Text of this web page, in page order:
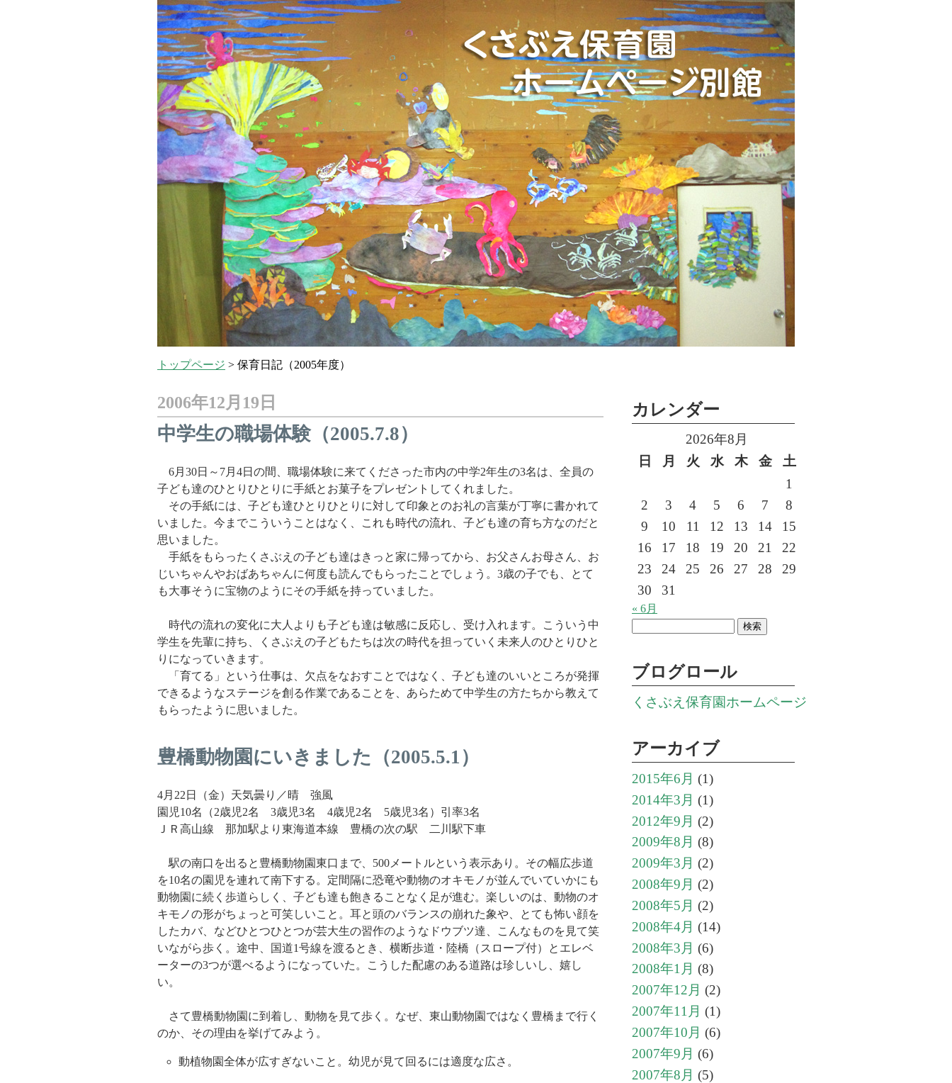
トップページ > 保育日記（2005年度）
2006年12月19日
中学生の職場体験（2005.7.8）
6月30日～7月4日の間、職場体験に来てくださった市内の中学2年生の3名は、全員の
子ども達のひとりひとりに手紙とお菓子をプレゼントしてくれました。
その手紙には、子ども達ひとりひとりに対して印象とのお礼の言葉が丁寧に書かれて
いました。今までこういうことはなく、これも時代の流れ、子ども達の育ち方なのだと
思いました。
手紙をもらったくさぶえの子ども達はきっと家に帰ってから、お父さんお母さん、お
じいちゃんやおばあちゃんに何度も読んでもらったことでしょう。3歳の子でも、とて
も大事そうに宝物のようにその手紙を持っていました。
時代の流れの変化に大人よりも子ども達は敏感に反応し、受け入れます。こういう中
学生を先輩に持ち、くさぶえの子どもたちは次の時代を担っていく未来人のひとりひと
りになっていきます。
「育てる」という仕事は、欠点をなおすことではなく、子ども達のいいところが発揮
できるようなステージを創る作業であることを、あらためて中学生の方たちから教えて
もらったように思いました。
豊橋動物園にいきました（2005.5.1）
4月22日（金）天気曇り／晴 強風
園児10名（2歳児2名 3歳児3名 4歳児2名 5歳児3名）引率3名
ＪＲ高山線 那加駅より東海道本線 豊橋の次の駅 二川駅下車
駅の南口を出ると豊橋動物園東口まで、500メートルという表示あり。その幅広歩道
を10名の園児を連れて南下する。定間隔に恐竜や動物のオキモノが並んでいていかにも
動物園に続く歩道らしく、子ども達も飽きることなく足が進む。楽しいのは、動物のオ
キモノの形がちょっと可笑しいこと。耳と頭のバランスの崩れた象や、とても怖い顔を
したカバ、などひとつひとつが芸大生の習作のようなドウブツ達、こんなものを見て笑
いながら歩く。途中、国道1号線を渡るとき、横断歩道・陸橋（スロープ付）とエレベ
ーターの3つが選べるようになっていた。こうした配慮のある道路は珍しいし、嬉し
い。
さて豊橋動物園に到着し、動物を見て歩く。なぜ、東山動物園ではなく豊橋まで行く
のか、その理由を挙げてみよう。
動植物園全体が広すぎないこと。幼児が見て回るには適度な広さ。
カレンダー
2026年8月
日
月 火 水 木 金
土
1
2
3 4 5 6 7
8
9
10 11 12 13 14
15
16
17 18 19 20 21
22
23
24 25 26 27 28
29
30
31
« 6月
ブログロール
くさぶえ保育園ホームページ
アーカイブ
2015年6月 (1)
2014年3月 (1)
2012年9月 (2)
2009年8月 (8)
2009年3月 (2)
2008年9月 (2)
2008年5月 (2)
2008年4月 (14)
2008年3月 (6)
2008年1月 (8)
2007年12月 (2)
2007年11月 (1)
2007年10月 (6)
2007年9月 (6)
2007年8月 (5)